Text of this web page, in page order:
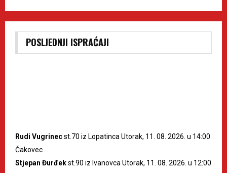
POSLJEDNJI ISPRAĆAJI
Rudi Vugrinecst.70 iz Lopatinca Utorak, 11. 08. 2026. u 14:00
Čakovec
Stjepan Đurđekst.90 iz Ivanovca Utorak, 11. 08. 2026. u 12:00